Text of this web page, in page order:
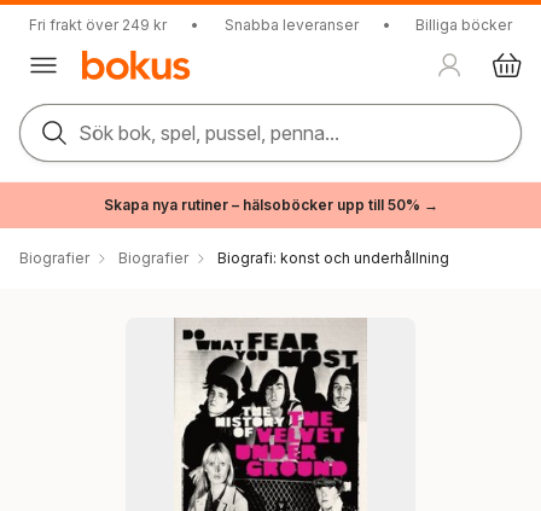
Fri frakt över 249 kr • Snabba leveranser • Billiga böcker
Sök bok, spel, pussel, penna...
Skapa nya rutiner – hälsoböcker upp till 50% →
Biografier Biografier Biografi: konst och underhållning